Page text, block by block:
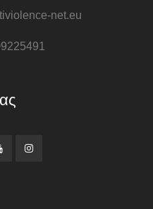
net.eu